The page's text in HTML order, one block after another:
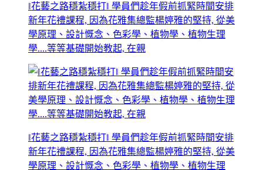
‖花藝之路穩紮穩打‖ 學員們趁年假前抓緊時間安排
新年花禮課程, 因為花雅集總監楊婷雅的堅持, 從美
學原理、設計慨念、色彩學、植物學、植物生理
學....等等基礎開始教起, 在親
‖花藝之路穩紮穩打‖ 學員們趁年假前抓緊時間安排
新年花禮課程, 因為花雅集總監楊婷雅的堅持, 從美
學原理、設計慨念、色彩學、植物學、植物生理